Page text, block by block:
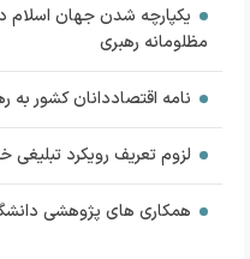
یکپارچه شدن جهان اسلام
مظلومانه رهبری
نامه اقتصاددانان کشور به
لزوم تعریف رویکرد
همکاری های پژوهشی